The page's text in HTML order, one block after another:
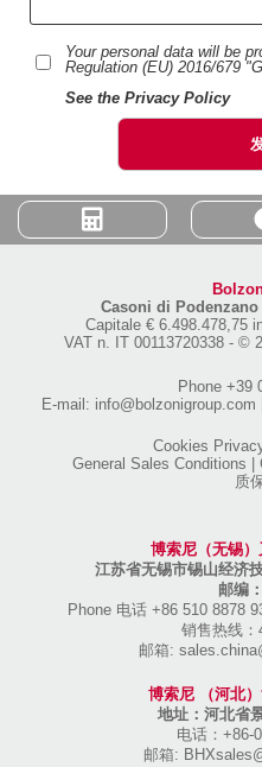
Your personal data will be
Regulation (EU) 2016/679
See the Privacy Policy
Casoni di Podenzano
Capitale € 6.498.478,75
VAT n. IT 00113720338- ©
Phone +39
E-mail: info@bolzonigroup.com
Cookies
General Sales Conditions
质
博索尼（无锡）
江苏省无锡市锡山经济
邮编
Phone 电话 +86 510 8878
销售热线：
邮箱:
博索尼 （河北
地址：河北省
电话：+86-
邮箱: